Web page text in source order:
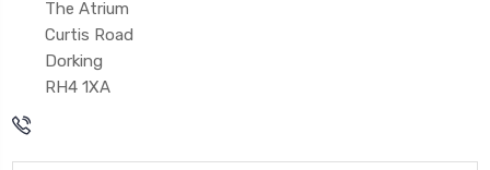
The Atrium
Curtis Road
Dorking
RH4 1XA